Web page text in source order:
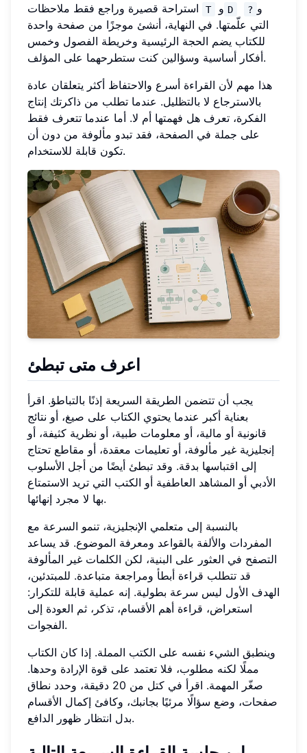
T و D و ?
التي علّمتها. في النهاية، أنشئ موجزًا من صفحة واحدة
للكتاب يضم الحجة الرئيسية وخريطة الفصول وخمس
أفكار أساسية وسؤالين كنت ستطرحهما على المؤلف.
هذا مهم لأن القراءة أسرع والاحتفاظ أكثر يتعلقان عادة
بالاسترجاع لا بالتظليل. عندما تطلب من ذاكرتك إنتاج
الفكرة، تعرف هل فهمتها أم لا. أما عندما تتعرف فقط
على جملة في الصفحة، فقد تبدو مألوفة من دون أن
تكون قابلة للاستخدام.
اعرف متى تبطئ
يجب أن تتضمن الطريقة السريعة إذنًا بالتباطؤ. اقرأ
بعناية أكبر عندما يحتوي الكتاب على صيغ، أو نتائج
قانونية أو مالية، أو معلومات طبية، أو نظرية كثيفة، أو
إنجليزية غير مألوفة، أو تعليمات معقدة، أو مقاطع تحتاج
إلى اقتباسها بدقة. وقد تبطئ أيضًا من أجل الأسلوب
الأدبي أو المشاهد العاطفية أو الكتب التي تريد الاستمتاع
بها لا مجرد إنهائها.
بالنسبة إلى متعلمي الإنجليزية، تنمو السرعة مع
المفردات والألفة بالقواعد ومعرفة الموضوع. قد يساعد
التصفح في العثور على البنية، لكن الكلمات غير المألوفة
قد تتطلب قراءة أبطأ ومراجعة متباعدة. للمبتدئين،
الهدف الأول ليس سرعة بطولية. إنه عملية قابلة للتكرار:
استعراض، قراءة أهم الأقسام، تذكر، ثم العودة إلى
الفجوات.
وينطبق الشيء نفسه على الكتب المملة. إذا كان الكتاب
مملًا لكنه مطلوب، فلا تعتمد على قوة الإرادة وحدها.
صغّر المهمة. اقرأ في كتل من 20 دقيقة، وحدد نطاق
صفحات، وضع سؤالًا مرئيًا بجانبك، وكافئ إكمال الأقسام
بدل انتظار ظهور الدافع.